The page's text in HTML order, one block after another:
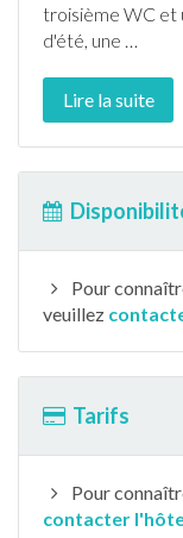
troisième WC et
d'été, une …
Lire la suite
Pour
veuillez
Tarifs
Pour
contacter